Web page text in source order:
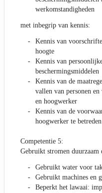
werkomstandigheden
met inbegrip van kennis:
Kennis van
hoogte
Kennis van
beschermingsmiddelen
Kennis van de
vallen van personen
en hoogwerker
Kennis van de
hoogwerker te betreden
Competentie 5:
Gebruikt stromen duurzaam
Gebruikt water voor
Gebruikt machines en
Beperkt het lawaai: